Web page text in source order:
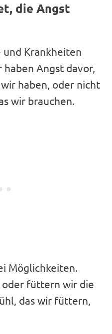
die Angst
und Krankheiten
Angst davor,
haben, oder nicht
wir brauchen.
Möglichkeiten.
füttern wir die
das wir füttern,